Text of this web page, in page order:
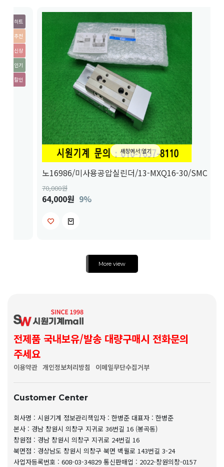
새창에서 열기
노16986/미사용공압실린더/13-MXQ16-30/SMC
원
64,000원 9%
More view
전제품 국내보유/발송 대량구매시 전화문의
주세요
이용약관 개인정보처리방침 이메일무단수집거부
Customer Center
회사명 : 시원기계 정보관리책임자 : 한병준 대표자 : 한병준
본사 : 경남 창원시 의창구 지귀로 36번길 16 (봉곡동)
창원점 : 경남 창원시 의창구 지귀로 24번길 16
북면점 : 경상남도 창원시 의창구 북면 백월로 143번길 3-24
사업자등록번호 : 608-03-34829 통신판매업 : 2022-창원의창-0157